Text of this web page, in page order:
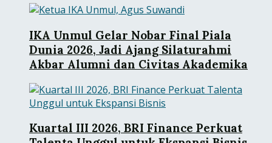
IKA Unmul Gelar Nobar Final Piala
Dunia 2026, Jadi Ajang Silaturahmi
Akbar Alumni dan Civitas Akademika
Kuartal III 2026, BRI Finance Perkuat